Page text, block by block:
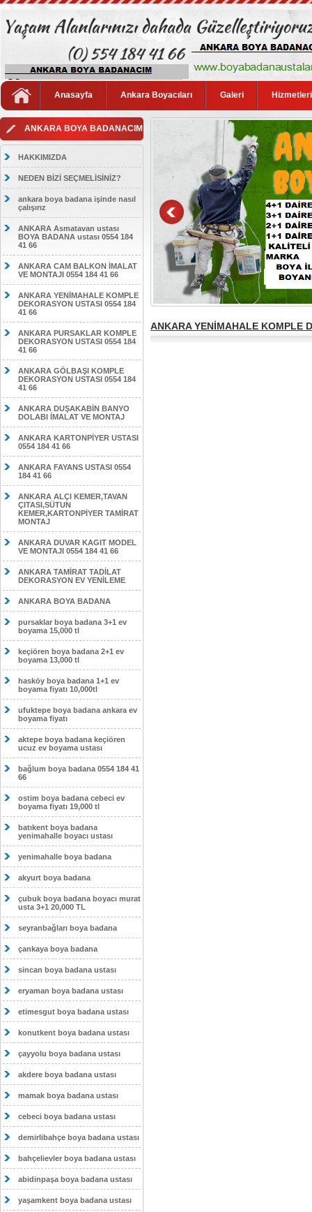
Anasayfa Ankara Boyacıları Galeri
ANKARA BOYA BADANACIM
HAKKIMIZDA
NEDEN BİZİ SEÇMELİSİNİZ?
ankara boya badana işinde nasıl
çalışırız
ANKARA Asmatavan ustası
BOYA BADANA ustası 0554 184
41 66
ANKARA CAM BALKON İMALAT
VE MONTAJI 0554 184 41 66
ANKARA YENİMAHALE KOMPLE
DEKORASYON USTASI 0554 184
41 66
ANKARA PURSAKLAR KOMPLE
DEKORASYON USTASI 0554 184
41 66
ANKARA GÖLBAŞI KOMPLE
DEKORASYON USTASI 0554 184
41 66
ANKARA DUŞAKABİN BANYO
DOLABI İMALAT VE MONTAJ
ANKARA KARTONPİYER USTASI
0554 184 41 66
ANKARA FAYANS USTASI 0554
184 41 66
ANKARA ALÇI KEMER,TAVAN
ÇITASI,SÜTUN
KEMER,KARTONPİYER TAMİRAT
MONTAJ
ANKARA DUVAR KAGIT MODEL
VE MONTAJI 0554 184 41 66
ANKARA TAMİRAT TADİLAT
DEKORASYON EV YENİLEME
ANKARA BOYA BADANA
pursaklar boya badana 3+1 ev
boyama 15,000 tl
keçiören boya badana 2+1 ev
boyama 13,000 tl
hasköy boya badana 1+1 ev
boyama fiyatı 10,000tl
ufuktepe boya badana ankara ev
boyama fiyatı
aktepe boya badana keçiören
ucuz ev boyama ustası
bağlum boya badana 0554 184 41
66
ostim boya badana cebeci ev
boyama fiyatı 19,000 tl
batıkent boya badana
yenimahalle boyacı ustası
yenimahalle boya badana
akyurt boya badana
çubuk boya badana boyacı murat
usta 3+1 20,000 TL
seyranbağları boya badana
çankaya boya badana
sincan boya badana ustası
eryaman boya badana ustası
etimesgut boya badana ustası
konutkent boya badana ustası
çayyolu boya badana ustası
akdere boya badana ustası
mamak boya badana ustası
cebeci boya badana ustası
demirlibahçe boya badana ustası
bahçelievler boya badana ustası
abidinpaşa boya badana ustası
yaşamkent boya badana ustası
ANKARA YENİMAHALE KOMPLE